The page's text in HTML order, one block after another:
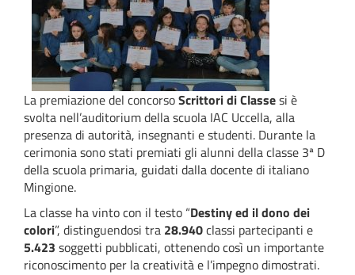
La premiazione del concorsoScrittori di Classesi è
svolta nell’auditorium della scuola IAC Uccella, alla
presenza di autorità, insegnanti e studenti. Durante la
cerimonia sono stati premiati gli alunni della classe 3ª D
della scuola primaria, guidati dalla docente di italiano
Mingione.
La classe ha vinto con il testo “Destiny ed il dono dei
colori”, distinguendosi tra 28.940classi partecipanti e
5.423 soggetti pubblicati, ottenendo così un importante
riconoscimento per la creatività e l’impegno dimostrati.